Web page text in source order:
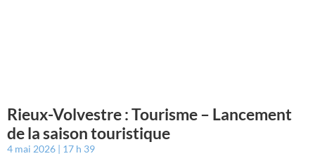
Rieux-Volvestre : Tourisme – Lancement
de la saison touristique
4 mai 2026 17 h 39